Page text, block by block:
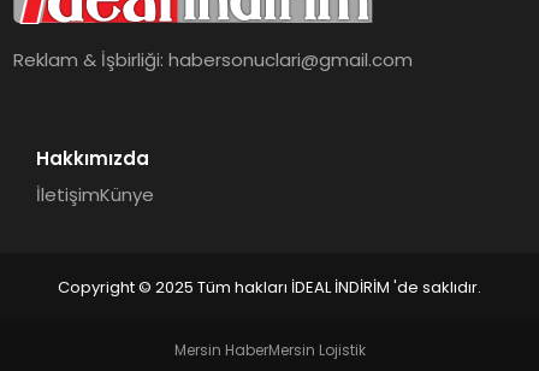
Reklam & İşbirliği:habersonuclari@gmail.com
Hakkımızda
İletişimKünye
Copyright © 2025 Tüm hakları İDEAL İNDİRİM 'de saklıdır.
Mersin HaberMersin Lojistik